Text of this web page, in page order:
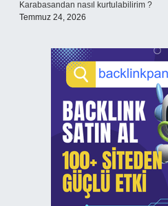
Karabasandan nasıl kurtulabilirim ?
Temmuz 24, 2026